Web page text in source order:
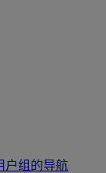
户组的导航